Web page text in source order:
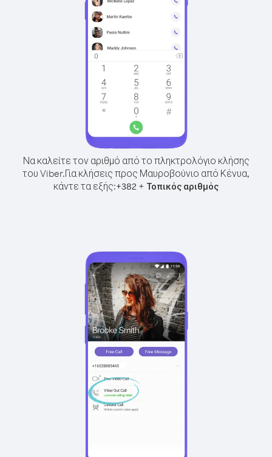
Να καλείτε τον αριθμό από το πληκτρολόγιο κλήσης
του Viber.Για κλήσεις προς Μαυροβούνιο από Κένυα,
κάντε τα εξής:+382 + Τοπικός αριθμός